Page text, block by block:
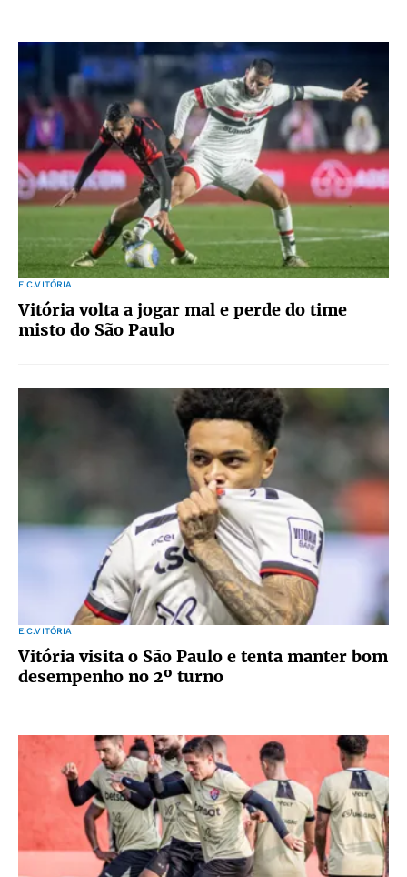
E.C.VITÓRIA
Vitória volta a jogar mal e perde do time
misto do São Paulo
E.C.VITÓRIA
Vitória visita o São Paulo e tenta manter bom
desempenho no 2º turno